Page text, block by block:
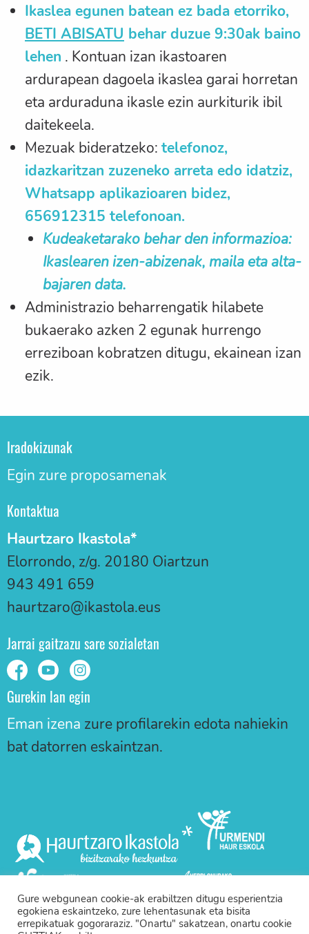
Ikaslea egunen batean ez bada etorriko,
BETI ABISATU behar duzue 9:30ak baino
lehen . Kontuan izan ikastoaren
ardurapean dagoela ikaslea garai horretan
eta arduraduna ikasle ezin aurkiturik ibil
daitekeela.
Mezuak bideratzeko: telefonoz,
idazkaritzan zuzeneko arreta edo idatziz,
Whatsapp aplikazioaren bidez,
656912315 telefonoan.
Kudeaketarako behar den informazioa:
Ikaslearen izen-abizenak, maila eta alta-
bajaren data.
Administrazio beharrengatik hilabete
bukaerako azken 2 egunak hurrengo
erreziboan kobratzen ditugu, ekainean izan
ezik.
Iradokizunak
Egin zure proposamenak
Kontaktua
Haurtzaro Ikastola*
Elorrondo, z/g. 20180 Oiartzun
943 491 659
haurtzaro@ikastola.eus
Jarrai gaitzazu sare sozialetan
Gurekin lan egin
Eman izena zure profilarekin edota nahiekin
bat datorren eskaintzan.
Gure webgunean cookie-ak erabiltzen ditugu esperientzia
egokiena eskaintzeko, zure lehentasunak eta bisita
errepikatuak gogoraraziz. "Onartu" sakatzean, onartu cookie